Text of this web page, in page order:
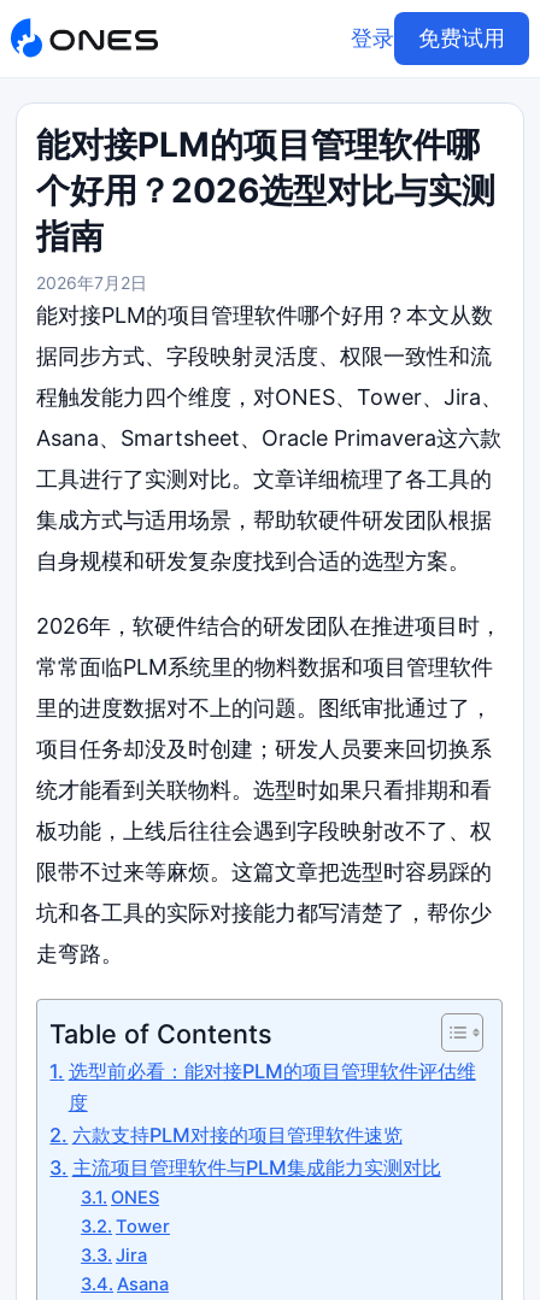
登录 免费试用
能对接PLM的项目管理软件哪
个好用？2026选型对比与实测
指南
2026年7月2日
能对接PLM的项目管理软件哪个好用？本文从数
据同步方式、字段映射灵活度、权限一致性和流
程触发能力四个维度，对ONES、Tower、Jira、
Asana、Smartsheet、Oracle Primavera这六款
工具进行了实测对比。文章详细梳理了各工具的
集成方式与适用场景，帮助软硬件研发团队根据
自身规模和研发复杂度找到合适的选型方案。
2026年，软硬件结合的研发团队在推进项目时，
常常面临PLM系统里的物料数据和项目管理软件
里的进度数据对不上的问题。图纸审批通过了，
项目任务却没及时创建；研发人员要来回切换系
统才能看到关联物料。选型时如果只看排期和看
板功能，上线后往往会遇到字段映射改不了、权
限带不过来等麻烦。这篇文章把选型时容易踩的
坑和各工具的实际对接能力都写清楚了，帮你少
走弯路。
Table of Contents
选型前必看：能对接PLM的项目管理软件评估维
度
六款支持PLM对接的项目管理软件速览
主流项目管理软件与PLM集成能力实测对比
ONES
Tower
Jira
Asana